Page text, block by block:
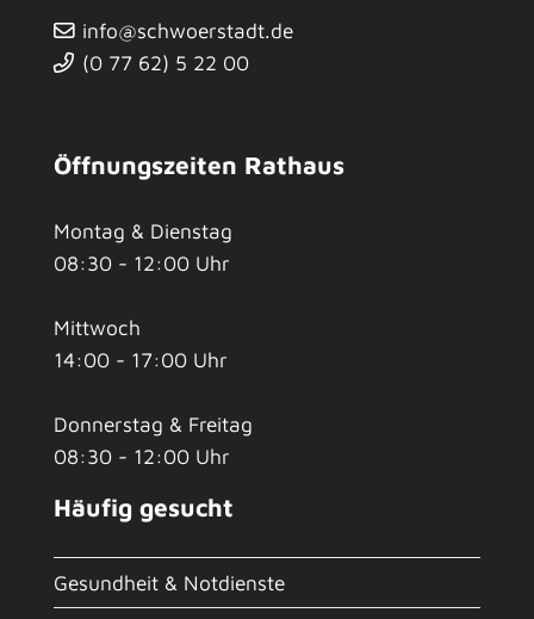
info@schwoerstadt.de
(0 77 62) 5 22 00
Öffnungszeiten Rathaus
Montag & Dienstag
08:30 - 12:00 Uhr
Mittwoch
14:00 - 17:00 Uhr
Donnerstag & Freitag
08:30 - 12:00 Uhr
Häufig gesucht
Gesundheit & Notdienste